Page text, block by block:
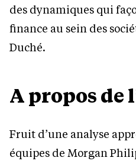
des dynamiques qui
finance au sein des
Duché.
A propos de
Fruit d’une analyse
équipes de Morgan